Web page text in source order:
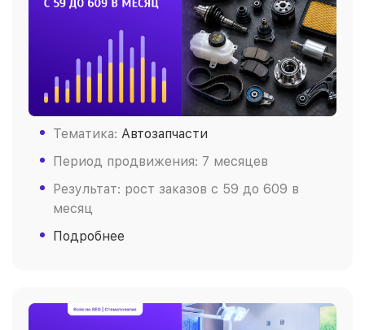
Тематика: Автозапчасти
Период продвижения: 7 месяцев
Результат: рост заказов c 59 до 609 в
месяц
Подробнее